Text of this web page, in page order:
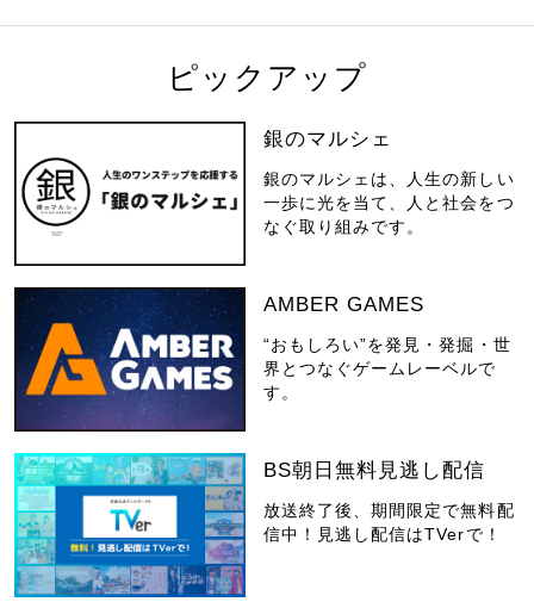
ピックアップ
銀のマルシェ
銀のマルシェは、人生の新しい
一歩に光を当て、人と社会をつ
なぐ取り組みです。
AMBER GAMES
“おもしろい”を発見・発掘・世
界とつなぐゲームレーベルで
す。
BS朝日無料見逃し配信
放送終了後、期間限定で無料配
信中！見逃し配信はTVerで！